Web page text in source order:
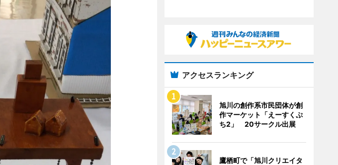
アクセスランキング
旭川の創作系市民団体が創
作マーケット「えーすくぷ
ち2」 20サークル出展
鷹栖町で「旭川クリエイタ